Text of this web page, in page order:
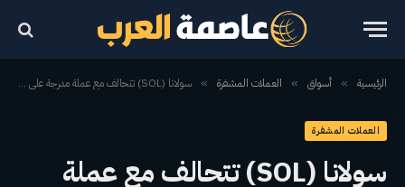
الرئيسية » أسواق » العملات المشفرة » سولانا (SOL) تتحالف مع عملة مدرجة على باينانس: التفاصيل
العملات المشفرة
سولانا (SOL) تتحالف مع عملة